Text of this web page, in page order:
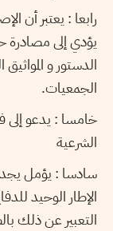
رابعا : يعتبر أن
يؤدي إلى مصادرة
الدستور و
الجمعيات.
خامسا : يدعو إلى
الشرعية
سادسا : يؤمل
الإطار الوحيد
التعبير عن ذلك